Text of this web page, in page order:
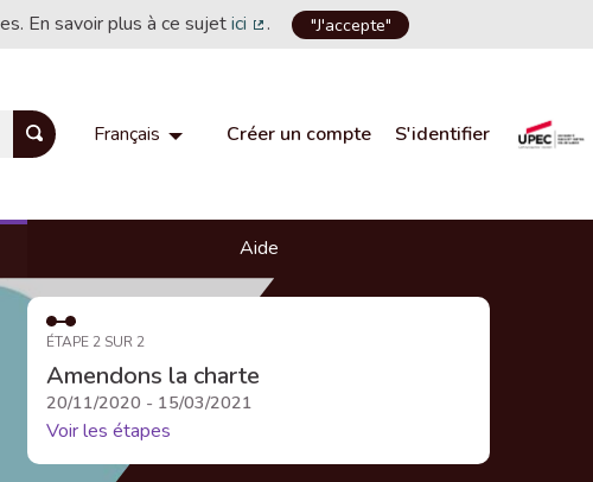
En savoir plus à ce sujetici
(Lien externe)
. "J'accepte"
Français Choisir la langueChoose language
Créer un compte S'identifier
Aide
ÉTAPE 2 SUR 2
Amendons la charte
20/11/2020 - 15/03/2021
Voir les étapes